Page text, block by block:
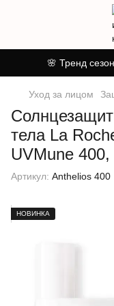
🌸 Тренд
Уход за лицом
тела La
UVMune
Артикул: Anthelios 400
НОВИНКА